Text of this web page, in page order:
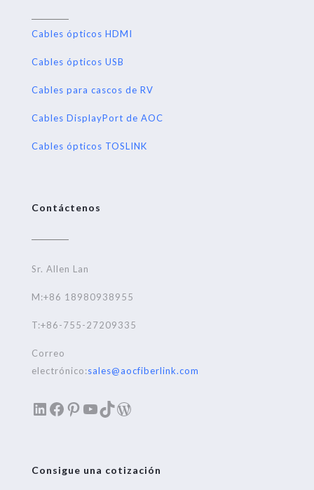
Cables ópticos HDMI
Cables ópticos USB
Cables para cascos de RV
Cables DisplayPort de AOC
Cables ópticos TOSLINK
Contáctenos
Sr. Allen Lan
M:+86 18980938955
T:+86-755-27209335
Correo
electrónico:sales@aocfiberlink.com
LinkedIn
Facebook
Pinterest
YouTube
TikTok
WordPress
Consigue una cotización